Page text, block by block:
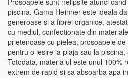
piscina. Gama Heinner este ideala
generoase si a fibrei organice,
cu mediul, confectionate din
prietenoase cu pielea, prosoapele
pentru o iesire la plaja sau la
Totodata, materialul este unul 100%
extrem de rapid si sa absoarba apa